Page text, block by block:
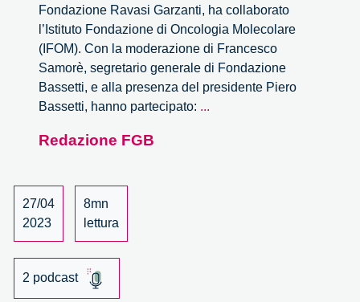
Fondazione Ravasi Garzanti, ha collaborato
l’Istituto Fondazione di Oncologia Molecolare
(IFOM). Con la moderazione di Francesco
Samorè, segretario generale di Fondazione
Bassetti, e alla presenza del presidente Piero
Bassetti, hanno partecipato: ...
Redazione FGB
27/04
2023
8mn
lettura
2 podcast